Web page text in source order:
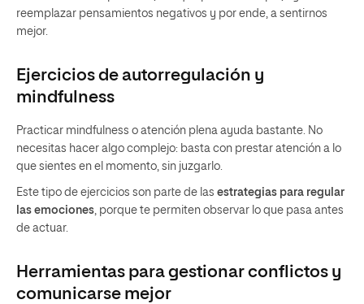
reemplazar pensamientos negativos y por ende, a sentirnos
mejor.
Ejercicios de autorregulación y
mindfulness
Practicar mindfulness o atención plena ayuda bastante. No
necesitas hacer algo complejo: basta con prestar atención a lo
que sientes en el momento, sin juzgarlo.
Este tipo de ejercicios son parte de las estrategias para regular
las emociones , porque te permiten observar lo que pasa antes
de actuar.
Herramientas para gestionar conflictos y
comunicarse mejor